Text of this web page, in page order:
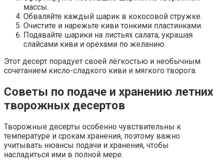
массы.
Обваляйте каждый шарик в кокосовой стружке.
Очистите и нарежьте киви тонкими пластинками.
Подавайте шарики на листьях салата, украшая
слайсами киви и орехами по желанию.
Этот десерт порадует своей лёгкостью и необычным
сочетанием кисло-сладкого киви и мягкого творога.
Советы по подаче и хранению летних
творожных десертов
Творожные десерты особенно чувствительны к
температуре и срокам хранения, поэтому важно
учитывать нюансы подачи и хранения, чтобы
насладиться ими в полной мере.